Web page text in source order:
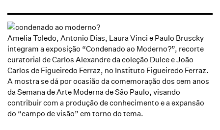
Amelia Toledo, Antonio Dias, Laura Vinci e Paulo Bruscky
integram a exposição “Condenado ao Moderno?”, recorte
curatorial de Carlos Alexandre da coleção Dulce e João
Carlos de Figueiredo Ferraz, no Instituto Figueiredo Ferraz.
A mostra se dá por ocasião da comemoração dos cem anos
da Semana de Arte Moderna de São Paulo, visando
contribuir com a produção de conhecimento e a expansão
do “campo de visão” em torno do tema.